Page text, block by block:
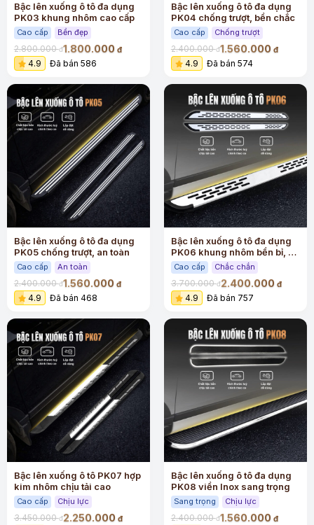
Bậc lên xuống ô tô đa dụng
PK03 khung nhôm cao cấp
Cao cấp Bền đẹp
2.800.000đ1.800.000 đ
4.9 Đã bán 586
Bậc lên xuống ô tô đa dụng
PK04 chống trượt, bền chắc
Cao cấp Chống trượt
2.400.000đ1.560.000 đ
4.9 Đã bán 574
Bậc lên xuống ô tô đa dụng
PK05 chống trượt, an toàn
Cao cấp An toàn
2.400.000đ1.560.000 đ
4.9 Đã bán 468
Bậc lên xuống ô tô đa dụng
PK06 khung nhôm bền bỉ, an
toàn
Cao cấp Chắc chắn
3.700.000đ2.400.000 đ
4.9 Đã bán 757
Bậc lên xuống ô tô PK07 hợp
kim nhôm chịu tải cao
Cao cấp Chịu lực
3.450.000đ2.250.000 đ
Bậc lên xuống ô tô đa dụng
PK08 viền Inox sang trọng
Sang trọng Chịu lực
2.400.000đ1.560.000 đ